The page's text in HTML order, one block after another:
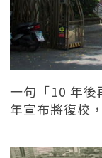
一句「10 年後
年宣布將復校